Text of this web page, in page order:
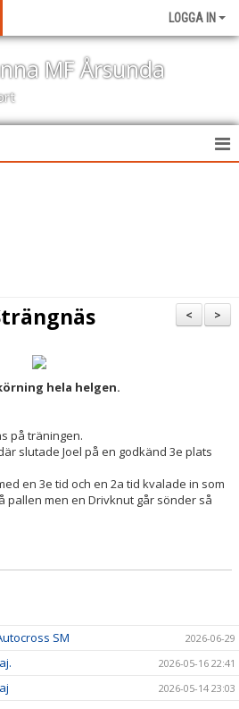
LOGGA IN
MF Årsunda
>
<
hela helgen.
på träningen.
slutade Joel på en godkänd 3e plats
en 3e tid och en 2a tid kvalade in som
pallen men en Drivknut går sönder så
SM 2026-06-29
2026-05-16 22:41
2026-05-14 23:03